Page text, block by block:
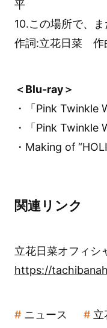
平
10.この場所で、ま
作詞:立花日菜 作
＜Blu-ray＞
・「Pink Twinkle
・「Pink Twinkle
・Making of
関連リンク
立花日菜オフィシ
https://
ニュース 立